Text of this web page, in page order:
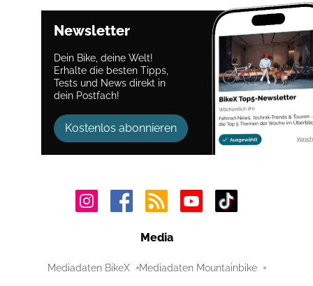
Newsletter
Dein Bike, deine Welt!
Erhalte die besten Tipps,
Tests und News direkt in
dein Postfach!
Kostenlos abonnieren
Media
Mediadaten BikeX Mediadaten Mountainbike